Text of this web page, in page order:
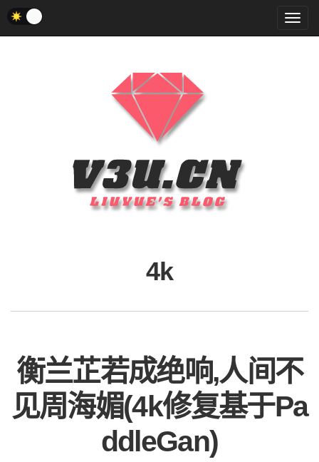
菜
单
4k
衡兰芷若成绝响,人间不
见周海媚(4k修复基于Pa
ddleGan)